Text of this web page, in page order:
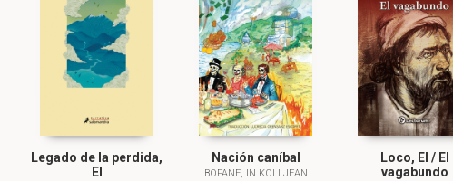
Legado de la perdida,
El
Nación caníbal
BOFANE, IN KOLI JEAN
Loco, El / El
vagabundo